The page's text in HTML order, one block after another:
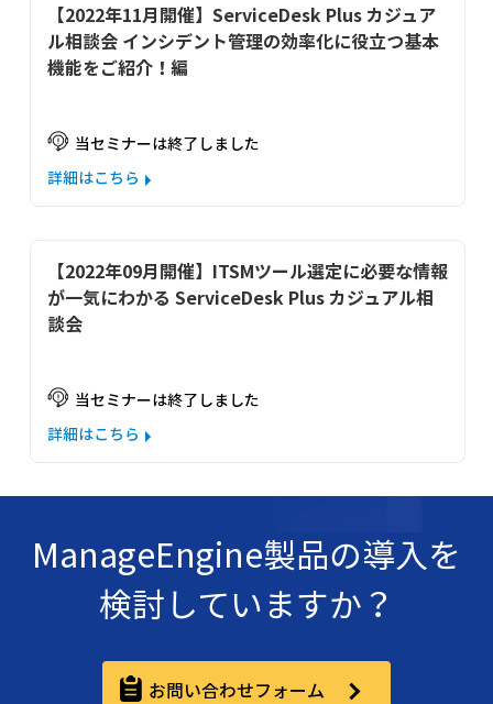
【2022年11月開催】ServiceDesk Plus カジュア
ル相談会 インシデント管理の効率化に役立つ基本
機能をご紹介！編
当セミナーは終了しました
詳細はこちら
【2022年09月開催】ITSMツール選定に必要な情報
が一気にわかる ServiceDesk Plus カジュアル相
談会
当セミナーは終了しました
詳細はこちら
ManageEngine製品の導入を
検討していますか？
お問い合わせフォーム